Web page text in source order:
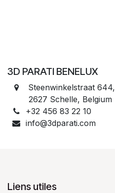
3D PARATI BENELUX
Steenwinkelstraat 644,
2627 Schelle, Belgium ​
+32 456 83 22 10
info@3dparati.com
Liens utiles